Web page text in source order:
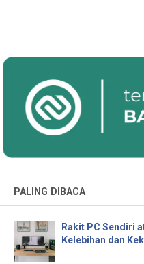
PALING DIBACA
Rakit PC Sendiri
Kelebihan dan